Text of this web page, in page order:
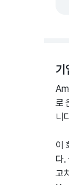
기
로
니
이
다.
고